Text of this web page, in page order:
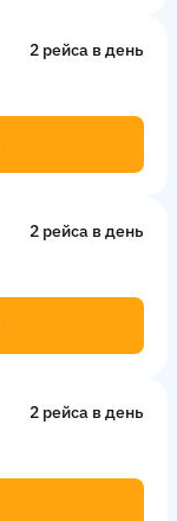
2 рейсa в день
2 рейсa в день
2 рейсa в день